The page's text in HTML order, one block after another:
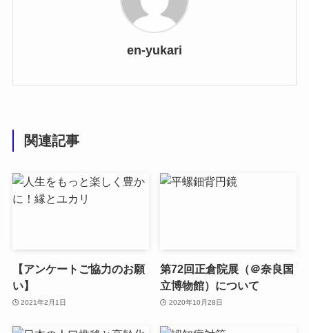
en-yukari
関連記事
【アンケートご協力のお願
い】
2021年2月1日
第72回正倉院展（＠奈良国
立博物館）について
2020年10月28日